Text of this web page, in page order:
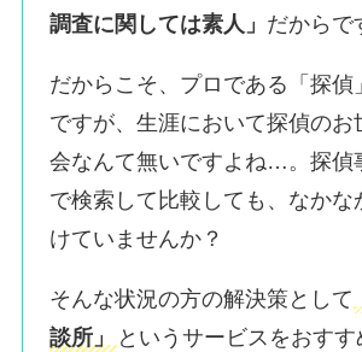
調査に関しては素人」 だからで
だからこそ、プロである「探偵
ですが、生涯において探偵のお
会なんて無いですよね…。探偵
で検索して比較しても、なかな
けていませんか？
そんな状況の方の解決策として
談所」
というサービスをおす